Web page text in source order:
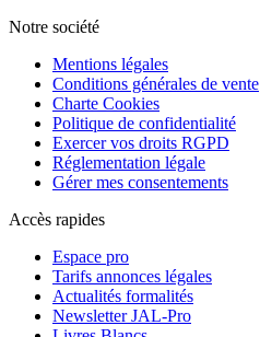
Notre société
Mentions légales
Conditions générales de vente
Charte Cookies
Politique de confidentialité
Exercer vos droits RGPD
Réglementation légale
Gérer mes consentements
Accès rapides
Espace pro
Tarifs annonces légales
Actualités formalités
Newsletter JAL-Pro